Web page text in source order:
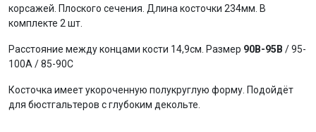
корсажей. Плоского сечения. Длина косточки 234мм. В
комплекте 2 шт.
Расстояние между концами кости 14,9см. Размер 90В-95B / 95-
100A / 85-90C
Косточка имеет укороченную полукруглую форму. Подойдёт
для бюстгальтеров с глубоким декольте.